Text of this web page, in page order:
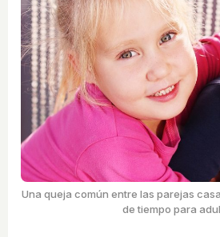
Una queja común entre las parejas
de tiempo para